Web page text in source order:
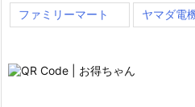
ファミリーマート ヤマダ電